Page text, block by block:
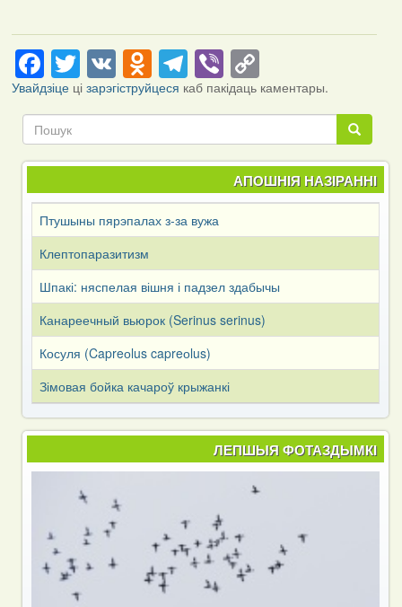
Facebook
Twitter
VKOdnoklassniki
Telegram
ViberCopy
Link
Увайдзіцеці зарэгіструйцеся каб пакідаць каментары.
Пошук
Пошук
АПОШНІЯ НАЗІРАННІ
Птушыны пярэпалах з-за вужа
Клептопаразитизм
Шпакі: няспелая вішня і падзел здабычы
Канареечный вьюрок (Serinus serinus)
Косуля (Capreоlus capreоlus)
Зімовая бойка качароў крыжанкі
ЛЕПШЫЯ ФОТАЗДЫМКІ